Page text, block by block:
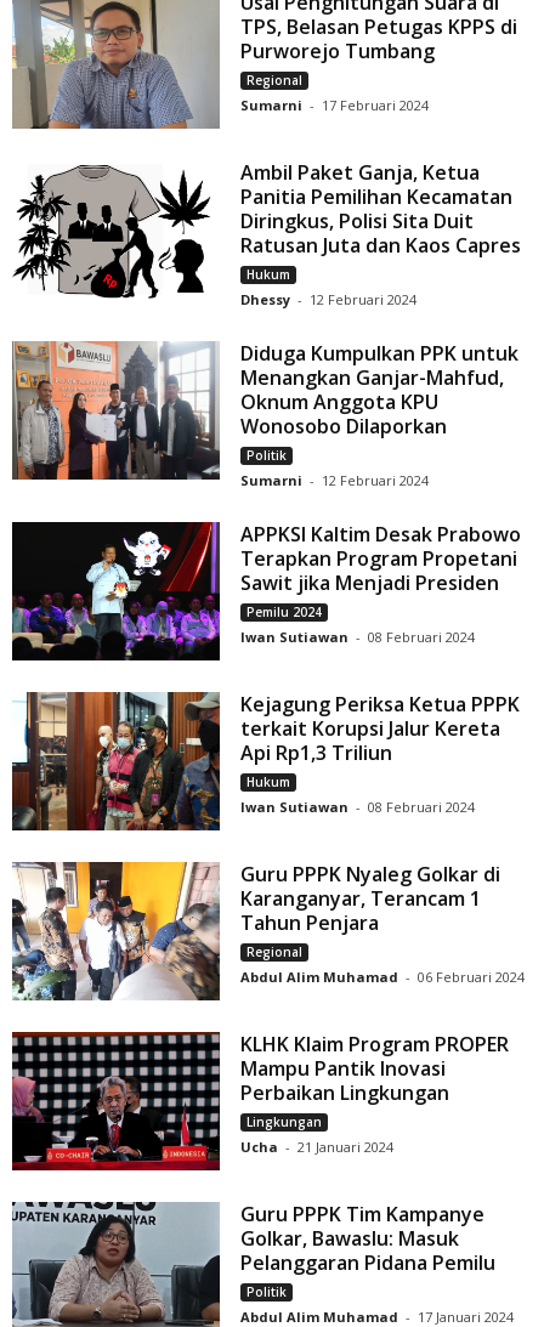
TPS, Belasan Petugas KPPS di
Purworejo Tumbang
Regional
Sumarni - 17 Februari 2024
Ambil Paket Ganja, Ketua
Panitia Pemilihan Kecamatan
Diringkus, Polisi Sita Duit
Ratusan Juta dan Kaos Capres
Hukum
Dhessy - 12 Februari 2024
Diduga Kumpulkan PPK untuk
Menangkan Ganjar-Mahfud,
Oknum Anggota KPU
Wonosobo Dilaporkan
Politik
Sumarni - 12 Februari 2024
APPKSI Kaltim Desak Prabowo
Terapkan Program Propetani
Sawit jika Menjadi Presiden
Pemilu 2024
Iwan Sutiawan - 08 Februari 2024
Kejagung Periksa Ketua PPPK
terkait Korupsi Jalur Kereta
Api Rp1,3 Triliun
Hukum
Iwan Sutiawan - 08 Februari 2024
Guru PPPK Nyaleg Golkar di
Karanganyar, Terancam 1
Tahun Penjara
Regional
Abdul Alim Muhamad - 06 Februari 2024
KLHK Klaim Program PROPER
Mampu Pantik Inovasi
Perbaikan Lingkungan
Lingkungan
Ucha - 21 Januari 2024
Guru PPPK Tim Kampanye
Golkar, Bawaslu: Masuk
Pelanggaran Pidana Pemilu
Politik
Abdul Alim Muhamad - 17 Januari 2024